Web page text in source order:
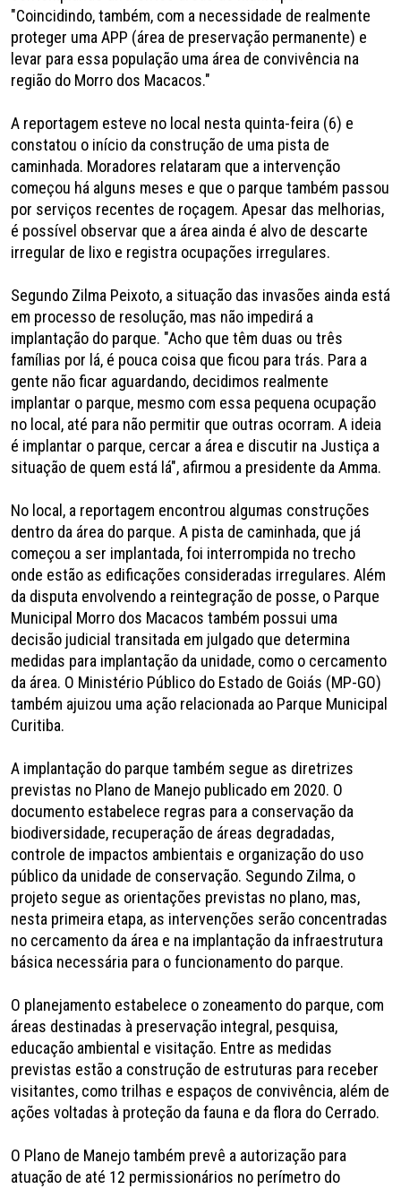
"Coincidindo, também, com a necessidade de realmente
proteger uma APP (área de preservação permanente) e
levar para essa população uma área de convivência na
região do Morro dos Macacos."
A reportagem esteve no local nesta quinta-feira (6) e
constatou o início da construção de uma pista de
caminhada. Moradores relataram que a intervenção
começou há alguns meses e que o parque também passou
por serviços recentes de roçagem. Apesar das melhorias,
é possível observar que a área ainda é alvo de descarte
irregular de lixo e registra ocupações irregulares.
Segundo Zilma Peixoto, a situação das invasões ainda está
em processo de resolução, mas não impedirá a
implantação do parque. "Acho que têm duas ou três
famílias por lá, é pouca coisa que ficou para trás. Para a
gente não ficar aguardando, decidimos realmente
implantar o parque, mesmo com essa pequena ocupação
no local, até para não permitir que outras ocorram. A ideia
é implantar o parque, cercar a área e discutir na Justiça a
situação de quem está lá", afirmou a presidente da Amma.
No local, a reportagem encontrou algumas construções
dentro da área do parque. A pista de caminhada, que já
começou a ser implantada, foi interrompida no trecho
onde estão as edificações consideradas irregulares. Além
da disputa envolvendo a reintegração de posse, o Parque
Municipal Morro dos Macacos também possui uma
decisão judicial transitada em julgado que determina
medidas para implantação da unidade, como o cercamento
da área. O Ministério Público do Estado de Goiás (MP-GO)
também ajuizou uma ação relacionada ao Parque Municipal
Curitiba.
A implantação do parque também segue as diretrizes
previstas no Plano de Manejo publicado em 2020. O
documento estabelece regras para a conservação da
biodiversidade, recuperação de áreas degradadas,
controle de impactos ambientais e organização do uso
público da unidade de conservação. Segundo Zilma, o
projeto segue as orientações previstas no plano, mas,
nesta primeira etapa, as intervenções serão concentradas
no cercamento da área e na implantação da infraestrutura
básica necessária para o funcionamento do parque.
O planejamento estabelece o zoneamento do parque, com
áreas destinadas à preservação integral, pesquisa,
educação ambiental e visitação. Entre as medidas
previstas estão a construção de estruturas para receber
visitantes, como trilhas e espaços de convivência, além de
ações voltadas à proteção da fauna e da flora do Cerrado.
O Plano de Manejo também prevê a autorização para
atuação de até 12 permissionários no perímetro do